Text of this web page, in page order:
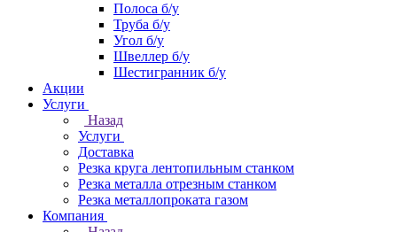
Полоса б/у
Труба б/у
Угол б/у
Швеллер б/у
Шестигранник б/у
Акции
Услуги
Назад
Услуги
Доставка
Резка круга лентопильным станком
Резка металла отрезным станком
Резка металлопроката газом
Компания